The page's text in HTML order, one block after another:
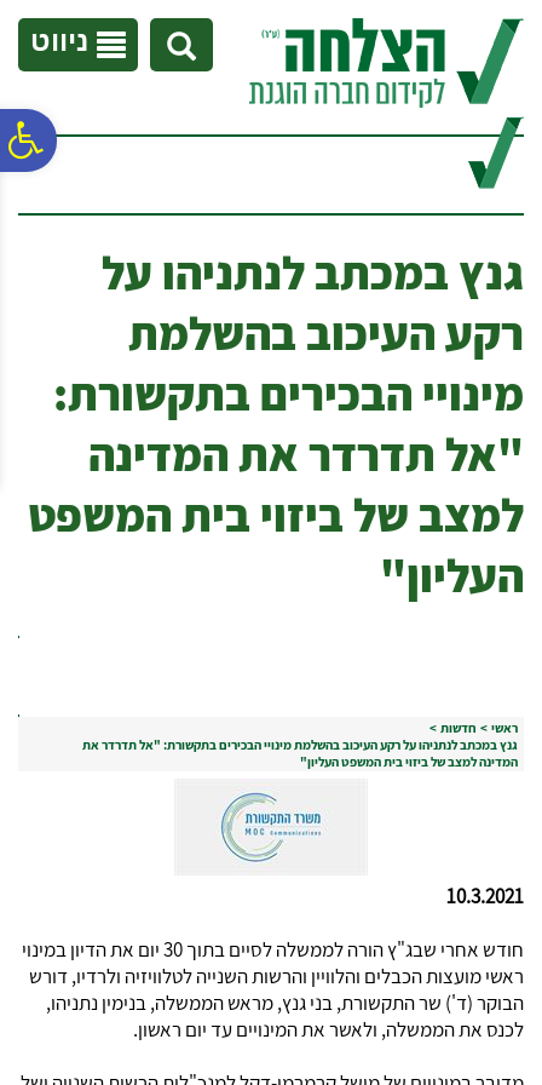
נגישות
אתר
המרכזי
ניווט
גנץ במכתב לנתניהו על
רקע העיכוב בהשלמת
מינויי הבכירים בתקשורת:
"אל תדרדר את המדינה
למצב של ביזוי בית המשפט
העליון"
ראשי > חדשות >
גנץ במכתב לנתניהו על רקע העיכוב בהשלמת מינויי הבכירים בתקשורת: "אל תדרדר את
המדינה למצב של ביזוי בית המשפט העליון"
10.3.2021
חודש אחרי שבג"ץ הורה לממשלה לסיים בתוך 30 יום את הדיון במינוי
ראשי מועצות הכבלים והלוויין והרשות השנייה לטלוויזיה ולרדיו, דורש
הבוקר (ד') שר התקשורת, בני גנץ, מראש הממשלה, בנימין נתניהו,
לכנס את הממשלה, ולאשר את המינויים עד יום ראשון.